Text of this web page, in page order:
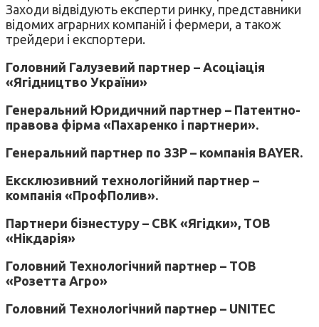
Заходи відвідують експерти ринку, представники
відомих аграрних компаній і фермери, а також
трейдери і експортери.
Головний Галузевий партнер – Асоціація
«Ягідництво України»
Генеральний Юридичний партнер – Патентно-
правова фірма «Пахаренко і партнери».
Генеральний партнер по ЗЗР – компанія BAYER.
Ексклюзивний технологійний партнер –
компанія «ПрофПолив».
Партнери бізнестуру – СВК «Ягідки», ТОВ
«Нікдарія»
Головний Технологічний партнер – ТОВ
«Розетта Агро»
Головний Технологічний партнер – UNITEC